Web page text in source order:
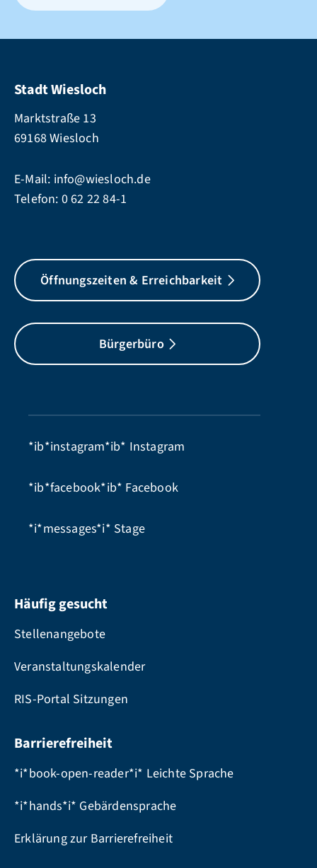
Stadt Wiesloch
Marktstraße 13
69168 Wiesloch
E-Mail: info@wiesloch.de
Telefon: 0 62 22 84-1
Öffnungszeiten & Erreichbarkeit
Bürgerbüro
*ib*instagram*ib* Instagram
*ib*facebook*ib* Facebook
*i*messages*i* Stage
Häufig gesucht
Stellenangebote
Veranstaltungskalender
RIS-Portal Sitzungen
Barrierefreiheit
*i*book-open-reader*i* Leichte Sprache
*i*hands*i* Gebärdensprache
Erklärung zur Barrierefreiheit